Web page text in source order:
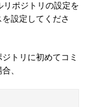
ポジトリの設定を
設定してくださ
トリに初めてコミ
、